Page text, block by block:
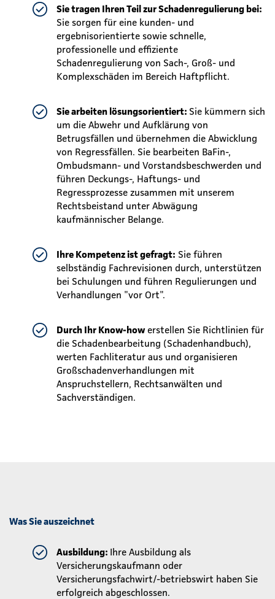
Sie tragen Ihren Teil zur Schadenregulierung bei:
Sie sorgen für eine kunden- und
ergebnisorientierte sowie schnelle,
professionelle und effiziente
Schadenregulierung von Sach-, Groß- und
Komplexschäden im Bereich Haftpflicht.
Sie arbeiten lösungsorientiert: Sie kümmern sich
um die Abwehr und Aufklärung von
Betrugsfällen und übernehmen die Abwicklung
von Regressfällen. Sie bearbeiten BaFin-,
Ombudsmann- und Vorstandsbeschwerden und
führen Deckungs-, Haftungs- und
Regressprozesse zusammen mit unserem
Rechtsbeistand unter Abwägung
kaufmännischer Belange.
Ihre Kompetenz ist gefragt: Sie führen
selbständig Fachrevisionen durch, unterstützen
bei Schulungen und führen Regulierungen und
Verhandlungen "vor Ort".
Durch Ihr Know-howerstellen Sie Richtlinien für
die Schadenbearbeitung (Schadenhandbuch),
werten Fachliteratur aus und organisieren
Großschadenverhandlungen mit
Anspruchstellern, Rechtsanwälten und
Sachverständigen.
Was Sie auszeichnet
Ausbildung: Ihre Ausbildung als
Versicherungskaufmann oder
Versicherungsfachwirt/-betriebswirt haben Sie
erfolgreich abgeschlossen.